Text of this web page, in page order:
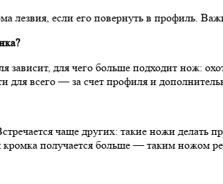
если его повернуть в профиль.
зависит, для чего больше подходит нож:
для всего — за счет профиля и
чаще других: такие ножи делать
кромка получается больше — таким ножом